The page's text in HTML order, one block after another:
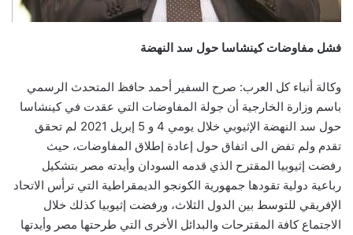
فشل مفاوضات كينشاسا حول سد النهضة
وكالة أنباء كل العرب: صرح السفير أحمد حافظ المتحدث الرسمي
باسم وزارة الخارجية أن جولة المفاوضات التي عقدت في كينشاسا
حول سد النهضة الإثيوبي خلال يومي 4 و 5 إبريل 2021 لم تحقق
تقدم ولم تفض الى اتفاق حول إعادة إطلاق المفاوضات، حيث
رفضت إثيوبيا المقترح الذي قدمه السودان وأيدته مصر بتشكيل
رباعية دولية تقودها جمهورية الكونجو الديمقراطية التي ترأس الاتحاد
الإفريقي للتوسط بين الدول الثلاث، ورفضت إثيوبيا كذلك خلال
الاجتماع كافة المقترحات والبدائل الأخرى التي طرحتها مصر وأيدتها